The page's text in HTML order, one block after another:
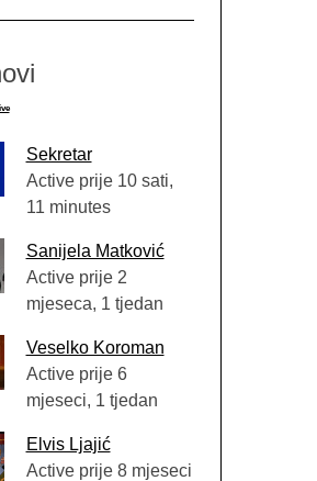
Sekretar
Active prije 10 sati,
11 minutes
Sanijela Matković
Active prije 2
mjeseca, 1 tjedan
Veselko Koroman
Active prije 6
mjeseci, 1 tjedan
Elvis Ljajić
Active prije 8 mjeseci